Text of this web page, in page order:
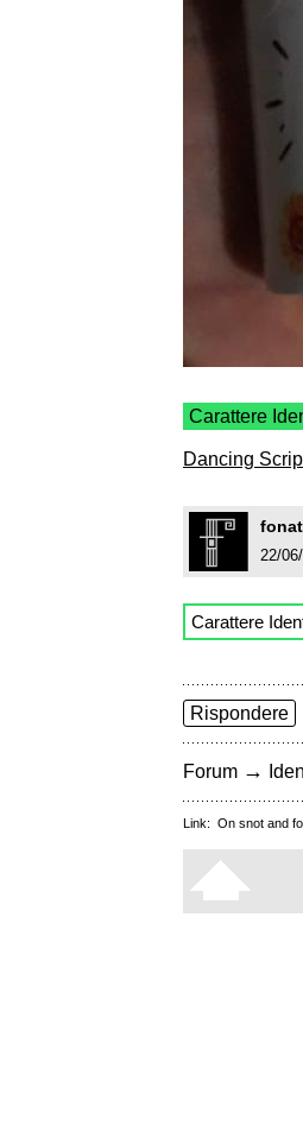
Carattere
Dancing
22/
Carattere
Rispondere
Forum →
Link: On snot and